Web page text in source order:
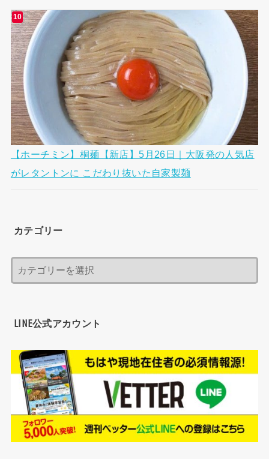
【ホーチミン】桐麺【新店】5月26日｜大阪発の人気店
がレタントンに こだわり抜いた自家製麺
カテゴリー
LINE公式アカウント